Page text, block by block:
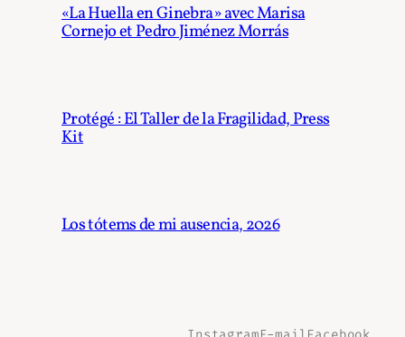
«La Huella en Ginebra» avec Marisa
Cornejo et Pedro Jiménez Morrás
Protégé : El Taller de la Fragilidad, Press
Kit
Los tótems de mi ausencia, 2026